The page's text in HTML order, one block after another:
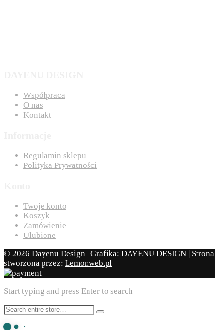
Współpraca
O nas
Kontakt
Regulamin sklepu
Polityka Prywatności
Twoje konto
Koszyk
Zamówienie
Ulubione
© 2026 Dayenu Design | Grafika: DAYENU DESIGN | Strona
stworzona przez: Lemonweb.pl
Start typing and press Enter to search